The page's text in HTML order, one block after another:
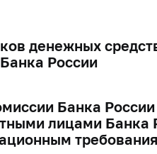
денежных
России
Банка
лицами Банка